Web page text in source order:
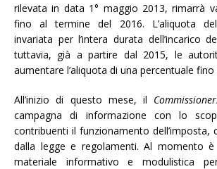
rilevata in data 1° maggio 2013, rimarrà
fino al termine del 2016. L’aliquota
invariata per l’intera durata dell’incarico
tuttavia, già a partire dal 2015, le
aumentare l’aliquota di una percentuale fino
All’inizio di questo mese, il
campagna di informazione con lo
contribuenti il funzionamento dell’imposta,
dalla legge e regolamenti. Al momento è
materiale informativo e modulistica